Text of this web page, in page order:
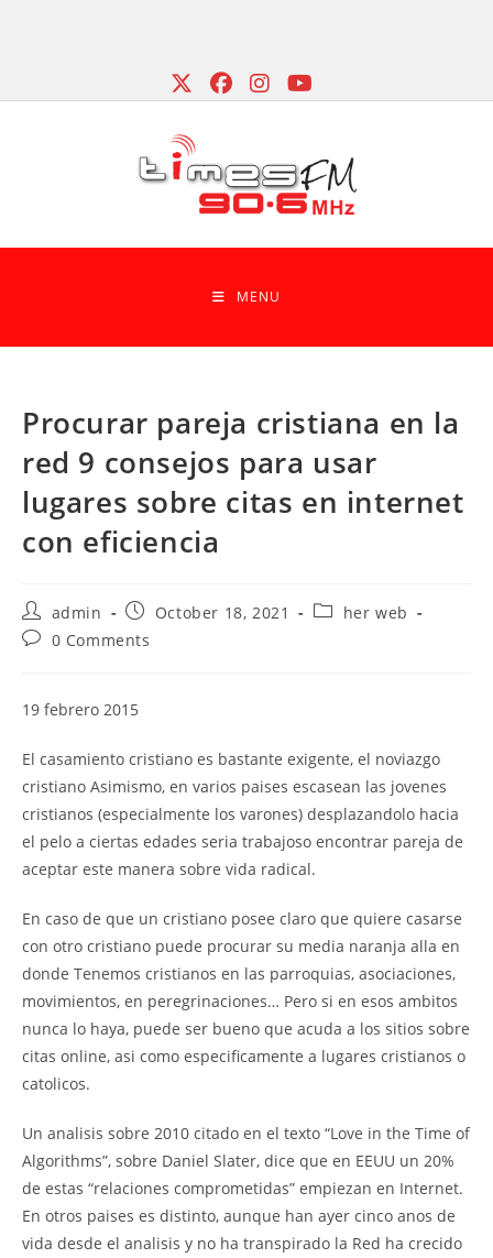
MENU
Procurar pareja cristiana en la
red 9 consejos para usar
lugares sobre citas en internet
con eficiencia
Post
author:
admin
Post
published:
October 18, 2021
Posther web
Post0 Comments
19 febrero 2015
El casamiento cristiano es bastante exigente, el noviazgo
cristiano Asimismo, en varios paises escasean las jovenes
cristianos (especialmente los varones) desplazandolo hacia
el pelo a ciertas edades seri­a trabajoso encontrar pareja de
aceptar este manera sobre vida radical.
En caso de que un cristiano posee claro que quiere casarse
con otro cristiano puede procurar su media naranja alla en
donde Tenemos cristianos en las parroquias, asociaciones,
movimientos, en peregrinaciones… Pero si en esos ambitos
nunca lo haya, puede ser bueno que acuda a los sitios sobre
citas online, asi­ como especificamente a lugares cristianos o
catolicos.
Un analisis sobre 2010 citado en el texto “Love in the Time of
Algorithms”, sobre Daniel Slater, dice que en EEUU un 20%
de estas “relaciones comprometidas” empiezan en Internet.
En otros paises es distinto, aunque han ayer cinco anos de
vida desde el analisis y no ha transpirado la Red ha crecido